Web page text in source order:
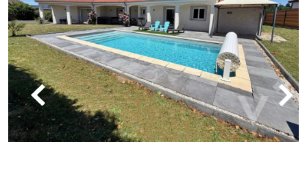
Services
Biens
immobiliers